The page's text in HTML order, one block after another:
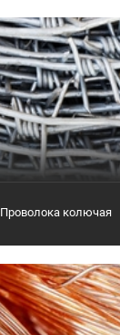
Проволока колючая